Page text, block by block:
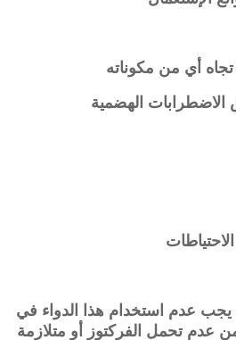
أي من مكوناته
الهضمية
الاحتياطات
عدم استخدام هذا الدواء في
عدم تحمل الفركتوز أو متلازمة